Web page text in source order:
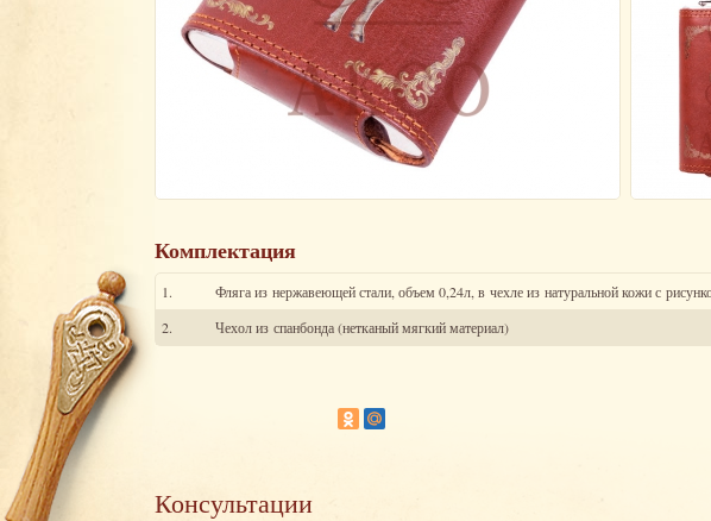
Комплектация
1. Фляга из нержавеющей стали, объем 0,24л, в чехле из натуральной кожи с
2.
Чехол из спанбонда (нетканый мягкий материал)
Консультации